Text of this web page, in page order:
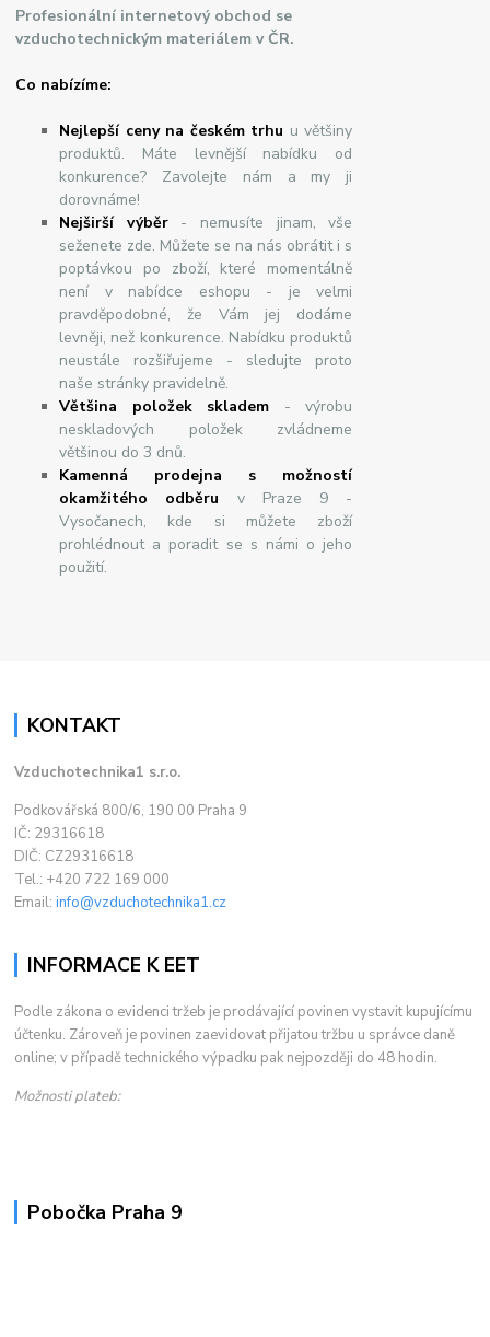
Profesionální internetový obchod se
vzduchotechnickým materiálem v ČR.
Co nabízíme:
Nejlepší ceny na českém trhu u většiny
produktů. Máte levnější nabídku od
konkurence? Zavolejte nám a my ji
dorovnáme!
Nejširšívýběr- nemusíte jinam, vše
seženete zde. Můžete se na nás obrátit i s
poptávkou po zboží, které momentálně
není v nabídce eshopu - je velmi
pravděpodobné, že Vám jej dodáme
levněji, než konkurence. Nabídku produktů
neustále rozšiřujeme - sledujte proto
naše stránky pravidelně.
Většina položek skladem - výrobu
neskladových položek zvládneme
většinou do 3 dnů.
Kamenná prodejna s možností
okamžitého odběru v Praze 9 -
Vysočanech, kde si můžete zboží
prohlédnout a poradit se s námi o jeho
použití.
KONTAKT
Vzduchotechnika1 s.r.o.
Podkovářská 800/6, 190 00 Praha 9
IČ: 29316618
DIČ: CZ29316618
Tel.: +420 722 169 000
Email:info@vzduchotechnika1.cz
INFORMACE K EET
Podle zákona o evidenci tržeb je prodávající povinen vystavit kupujícímu
účtenku. Zároveň je povinen zaevidovat přijatou tržbu u správce daně
online; v případě technického výpadku pak nejpozději do 48 hodin.
Možnosti plateb:
Pobočka Praha 9